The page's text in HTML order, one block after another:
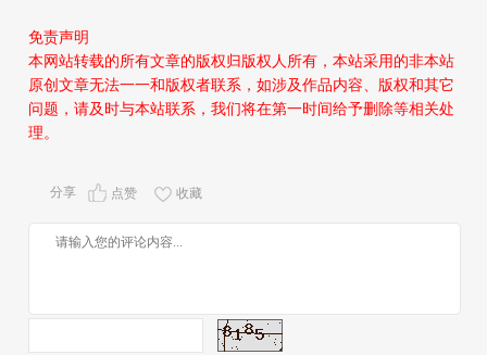
免责声明
本网站转载的所有文章的版权归版权人所有，本站采用的非本站
原创文章无法一一和版权者联系，如涉及作品内容、版权和其它
问题，请及时与本站联系，我们将在第一时间给予删除等相关处
理。
分享 点赞 收藏